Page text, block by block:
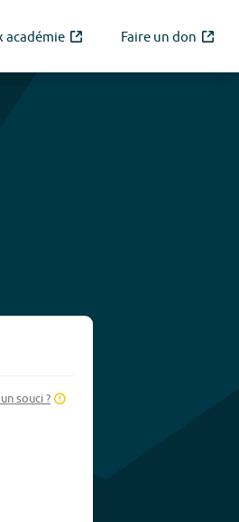
académie Faire un don
souci ?